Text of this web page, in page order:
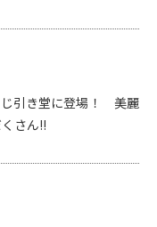
じ引き堂に登場！ 美麗
さん!!